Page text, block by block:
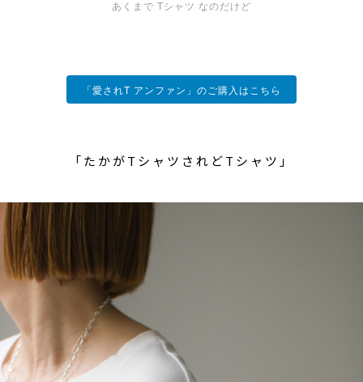
あくまで Tシャツ なのだけど
「愛されT アンファン」のご購入はこちら
「たかがTシャツされどTシャツ」